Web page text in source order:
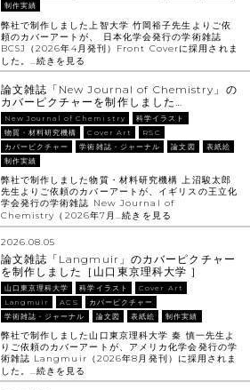
制作実績
弊社で制作しました上智大学 竹岡裕子先生よりご依
頼のカバーアートが、 日本化学会発行の学術雑誌
BCSJ（2026年4月発刊）Front Coverに採用されま
した。…続きを見る
論文雑誌「New Journal of Chemistry」の
カバーピクチャーを制作しました…
New Journal of Chemistry
科学イラスト
物質・材料研究機構
Cover Art
RSC
カバーピクチャー
学術雑誌・ジャーナル 論文図
表紙絵
制作実績
弊社で制作しました物質・材料研究機構 上沼駿太郎
先生よりご依頼のカバーアートが、イギリスの王立化
学会発行の学術雑誌 New Journal of
Chemistry（2026年7月…続きを見る
2026.08.05
論文雑誌「Langmuir」のカバーピクチャー
を制作しました［山口東京理科大学 ］
山口東京理科大学 科学イラスト
Cover Art
Langmuir
ACS
カバーピクチャー
学術雑誌・ジャーナル
論文図 表紙絵 制作実績
弊社で制作しました山口東京理科大学 秦 慎一先生よ
りご依頼のカバーアートが、アメリカ化学会発行の学
術雑誌 Langmuir（2026年8月発刊）に採用されま
した。…続きを見る